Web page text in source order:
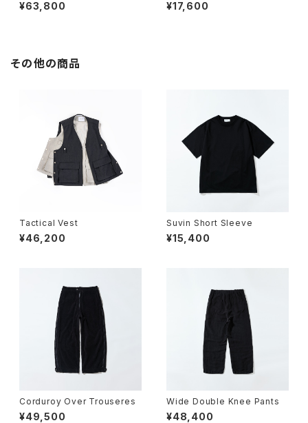
¥63,800 ¥17,600
その他の商品
Tactical Vest
¥46,200
Suvin Short Sleeve
¥15,400
Corduroy Over Trouseres
¥49,500
Wide Double Knee Pants
¥48,400